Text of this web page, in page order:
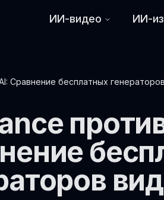
ИИ-видео ИИ-
Сравнение бесплатных